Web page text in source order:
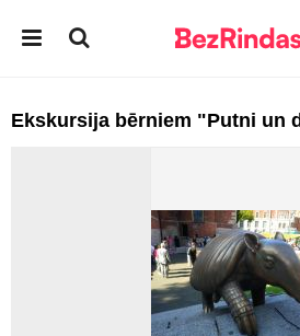
Ekskursija bērniem "Putni un